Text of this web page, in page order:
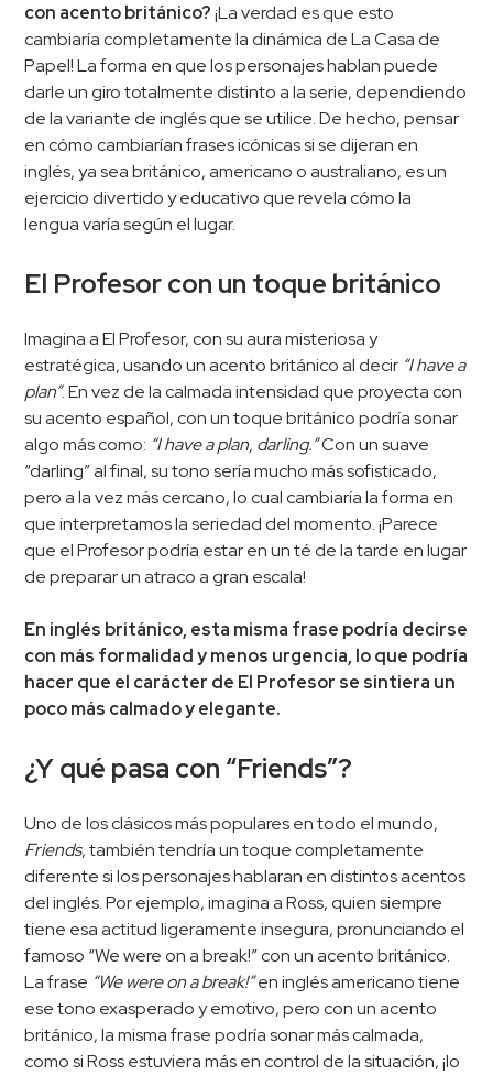
con acento británico?¡La verdad es que esto
cambiaría completamente la dinámica de La Casa de
Papel! La forma en que los personajes hablan puede
darle un giro totalmente distinto a la serie, dependiendo
de la variante de inglés que se utilice. De hecho, pensar
en cómo cambiarían frases icónicas si se dijeran en
inglés, ya sea británico, americano o australiano, es un
ejercicio divertido y educativo que revela cómo la
lengua varía según el lugar.
El Profesor con un toque británico
Imagina a El Profesor, con su aura misteriosa y
estratégica, usando un acento británico al decir “I have a
plan”. En vez de la calmada intensidad que proyecta con
su acento español, con un toque británico podría sonar
algo más como: “I have a plan, darling.”Con un suave
“darling” al final, su tono sería mucho más sofisticado,
pero a la vez más cercano, lo cual cambiaría la forma en
que interpretamos la seriedad del momento. ¡Parece
que el Profesor podría estar en un té de la tarde en lugar
de preparar un atraco a gran escala!
En inglés británico, esta misma frase podría decirse
con más formalidad y menos urgencia, lo que podría
hacer que el carácter de El Profesor se sintiera un
poco más calmado y elegante.
¿Y qué pasa con “Friends”?
Uno de los clásicos más populares en todo el mundo,
Friends, también tendría un toque completamente
diferente si los personajes hablaran en distintos acentos
del inglés. Por ejemplo, imagina a Ross, quien siempre
tiene esa actitud ligeramente insegura, pronunciando el
famoso “We were on a break!” con un acento británico.
La frase “We were on a break!”en inglés americano tiene
ese tono exasperado y emotivo, pero con un acento
británico, la misma frase podría sonar más calmada,
como si Ross estuviera más en control de la situación, ¡lo